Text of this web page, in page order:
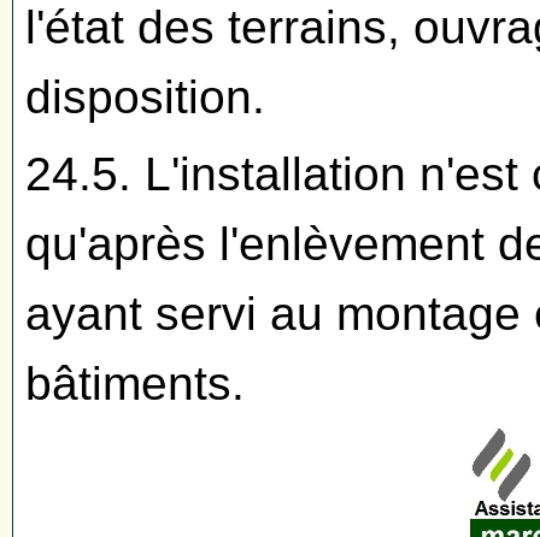
l'état des terrains,
disposition.
24.5. L'installation
qu'après l'enlèvement
ayant servi au
bâtiments.